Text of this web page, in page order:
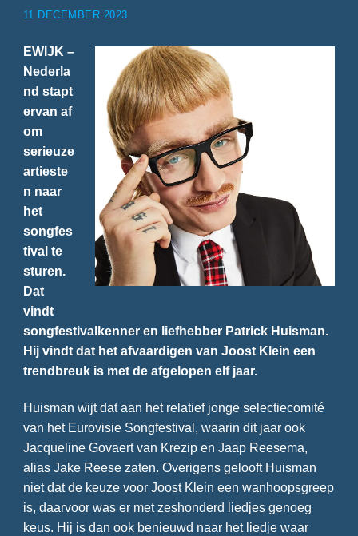
11 DECEMBER 2023
EWIJK –
Nederla
nd stapt
ervan af
om
serieuze
artieste
n naar
het
songfes
tival te
sturen.
Dat
vindt
songfestivalkenner en liefhebber Patrick Huisman.
Hij vindt dat het afvaardigen van Joost Klein een
trendbreuk is met de afgelopen elf jaar.
Huisman wijt dat aan het relatief jonge selectiecomité
van het Eurovisie Songfestival, waarin dit jaar ook
Jacqueline Govaert van Krezip en Jaap Reesema,
alias Jake Reese zaten. Overigens gelooft Huisman
niet dat de keuze voor Joost Klein een wanhoopsgreep
is, daarvoor was er met zeshonderd liedjes genoeg
keus. Hij is dan ook benieuwd naar het liedje waar